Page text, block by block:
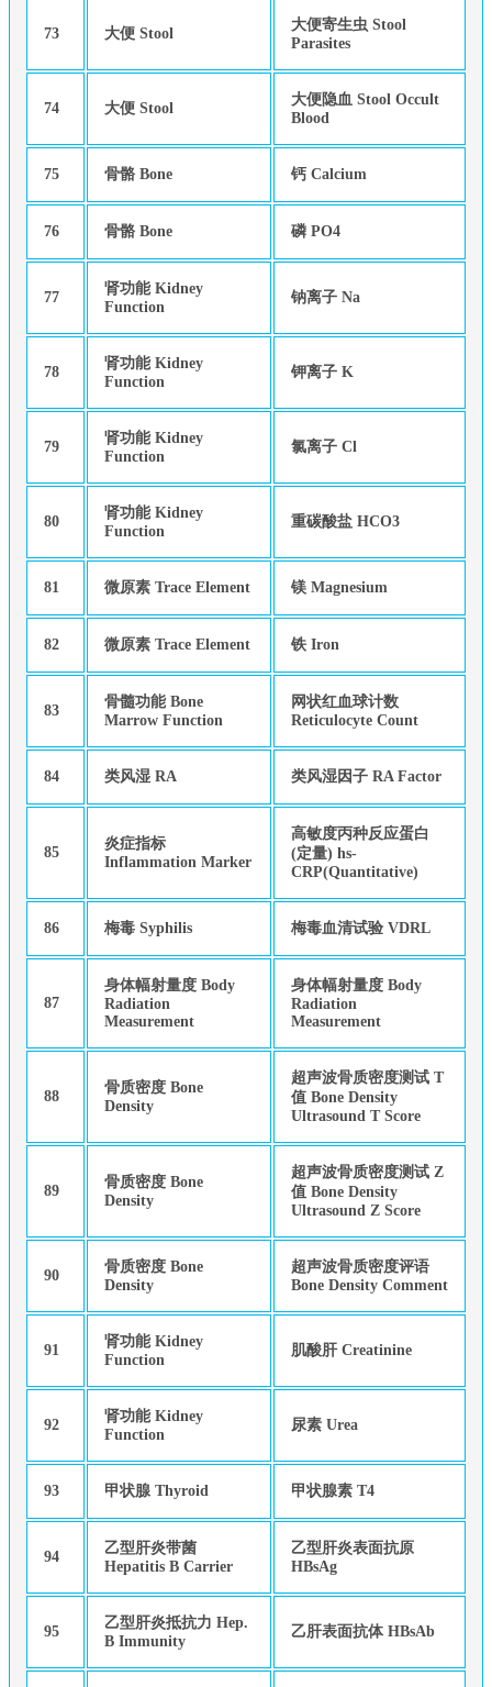
73 大便 Stool
大便寄生虫 Stool
Parasites
74 大便 Stool
大便隐血 Stool Occult
Blood
75 骨骼 Bone 钙 Calcium
76 骨骼 Bone 磷 PO4
77
肾功能 Kidney
Function
钠离子 Na
78
肾功能 Kidney
Function
钾离子 K
79
肾功能 Kidney
Function
氯离子 Cl
80
肾功能 Kidney
Function
重碳酸盐 HCO3
81 微原素 Trace Element 镁 Magnesium
82 微原素 Trace Element 铁 Iron
83
骨髓功能 Bone
Marrow Function
网状红血球计数
Reticulocyte Count
84 类风湿 RA 类风湿因子 RA Factor
85
炎症指标
Inflammation Marker
高敏度丙种反应蛋白
(定量) hs-
CRP(Quantitative)
86 梅毒 Syphilis 梅毒血清试验 VDRL
87
身体幅射量度 Body
Radiation
Measurement
身体幅射量度 Body
Radiation
Measurement
88
骨质密度 Bone
Density
超声波骨质密度测试 T
值 Bone Density
Ultrasound T Score
89
骨质密度 Bone
Density
超声波骨质密度测试 Z
值 Bone Density
Ultrasound Z Score
90
骨质密度 Bone
Density
超声波骨质密度评语
Bone Density Comment
91
肾功能 Kidney
Function
肌酸肝 Creatinine
92
肾功能 Kidney
Function
尿素 Urea
93 甲状腺 Thyroid 甲状腺素 T4
94
乙型肝炎带菌
Hepatitis B Carrier
乙型肝炎表面抗原
HBsAg
95
乙型肝炎抵抗力 Hep.
B Immunity
乙肝表面抗体 HBsAb